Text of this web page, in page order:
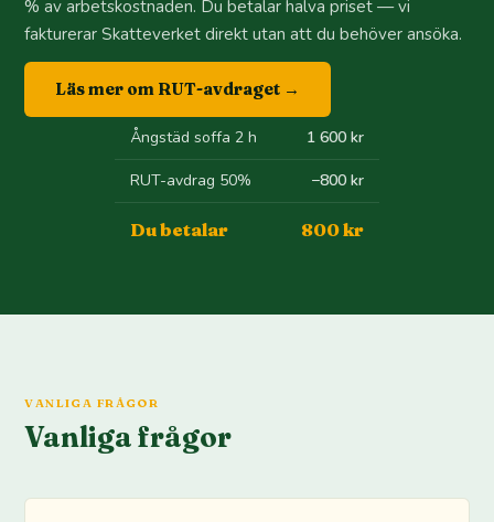
% av arbetskostnaden. Du betalar halva priset — vi
fakturerar Skatteverket direkt utan att du behöver ansöka.
Läs mer om RUT-avdraget →
Ångstäd soffa 2 h 1 600 kr
RUT-avdrag 50% −800 kr
Du betalar 800 kr
VANLIGA FRÅGOR
Vanliga frågor